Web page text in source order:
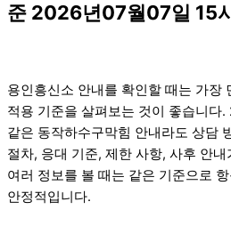
준 2026년07월07일 15
용인흥신소 안내를 확인할 때는 가장
적용 기준을 살펴보는 것이 좋습니다
같은 동작하수구막힘 안내라도 상담
절차, 응대 기준, 제한 사항, 사후 안
여러 정보를 볼 때는 같은 기준으로
안정적입니다.